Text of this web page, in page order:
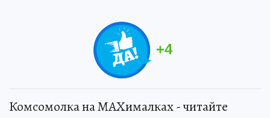
+4
Комсомолка на MAXималках - читайте